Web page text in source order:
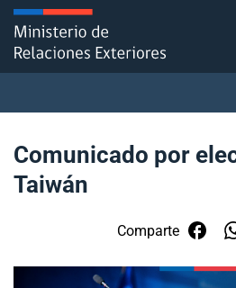
Click acá para ir directamente al
Ministerio
Política Exterior
Embajadas y consulados
Comunicado por
Taiwán
Comparte